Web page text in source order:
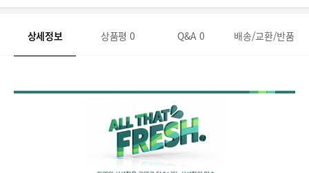
상세정보 상품평 0 Q&A 0 배송/교환/반품